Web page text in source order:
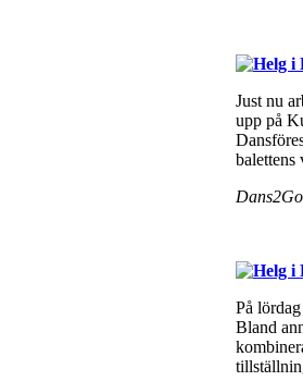
Just nu
upp på
balettens
På
Bland